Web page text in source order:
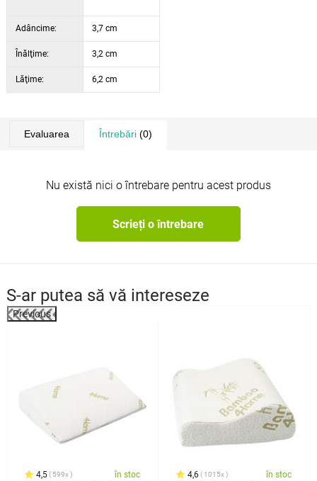
Adâncime: 3,7 cm
Înălţime: 3,2 cm
Lăţime: 6,2 cm
Evaluarea Întrebări(0)
Nu există nici o întrebare pentru acest produs
Scrieți o întrebare
S-ar putea să vă intereseze
Previous
4,5 599x în stoc 4,6 1015x în stoc